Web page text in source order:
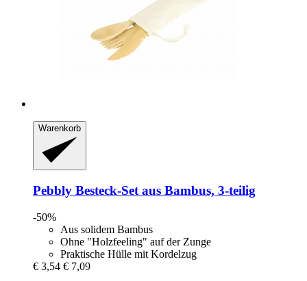
Warenkorb
Pebbly Besteck-​Set aus Bambus, 3-​teilig
-50%
Aus solidem Bambus
Ohne "Holzfeeling" auf der Zunge
Praktische Hülle mit Kordelzug
€ 3,54 € 7,09